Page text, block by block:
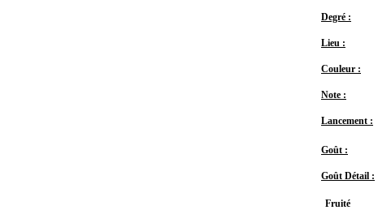
Degré :
Lieu :
Couleur :
Note :
Lancement :
Goût :
Goût Détail :
Fruité